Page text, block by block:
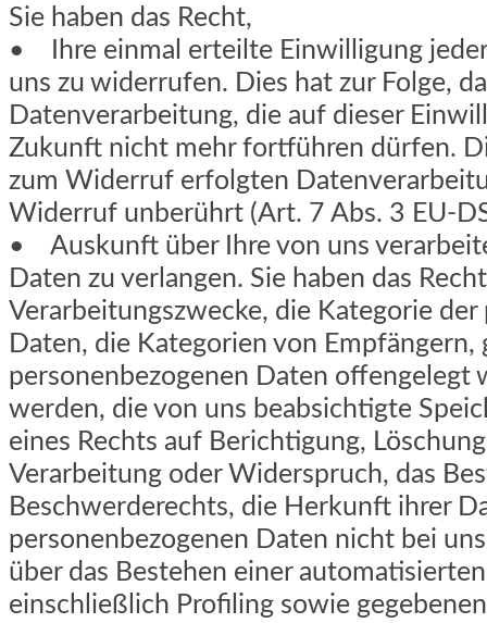
Sie haben das Recht,
• Ihre einmal erteilte Einwilligung
uns zu widerrufen. Dies hat zur Folge,
Datenverarbeitung, die auf dieser
Zukunft nicht mehr fortführen dürfen.
zum Widerruf erfolgten
Widerruf unberührt (Art. 7 Abs. 3 EU-
• Auskunft über Ihre von uns
Daten zu verlangen. Sie haben das
Verarbeitungszwecke, die Kategorie der
Daten, die Kategorien von Empfängern,
personenbezogenen Daten offengelegt
werden, die von uns beabsichtigte
eines Rechts auf Berichtigung,
Verarbeitung oder Widerspruch, das
Beschwerderechts, die Herkunft ihrer
personenbezogenen Daten nicht bei
über das Bestehen einer
einschließlich Profiling sowie